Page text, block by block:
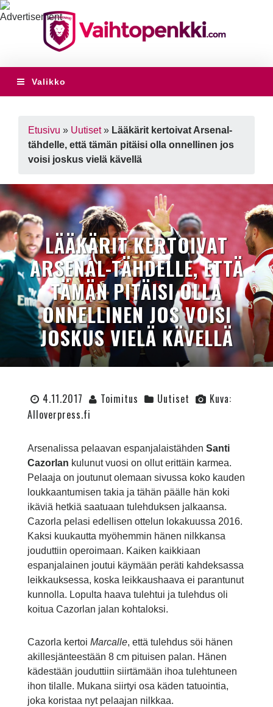
Valikko
Etusivu » Uutiset» Lääkärit kertoivat Arsenal-
tähdelle, että tämän pitäisi olla onnellinen jos
voisi joskus vielä kävellä
LÄÄKÄRIT KERTOIVAT
ARSENAL-TÄHDELLE, ETTÄ
TÄMÄN PITÄISI OLLA
ONNELLINEN JOS VOISI
JOSKUS VIELÄ KÄVELLÄ
4.11.2017 Toimitus Uutiset
Kuva:
Alloverpress.fi
Arsenalissa pelaavan espanjalaistähden Santi
Cazorlan kulunut vuosi on ollut erittäin karmea.
Pelaaja on joutunut olemaan sivussa koko kauden
loukkaantumisen takia ja tähän päälle hän koki
ikäviä hetkiä saatuaan tulehduksen jalkaansa.
Cazorla pelasi edellisen ottelun lokakuussa 2016.
Kaksi kuukautta myöhemmin hänen nilkkansa
jouduttiin operoimaan. Kaiken kaikkiaan
espanjalainen joutui käymään peräti kahdeksassa
leikkauksessa, koska leikkaushaava ei parantunut
kunnolla. Lopulta haava tulehtui ja tulehdus oli
koitua Cazorlan jalan kohtaloksi.
Cazorla kertoi Marcalle, että tulehdus söi hänen
akillesjänteestään 8 cm pituisen palan. Hänen
kädestään jouduttiin siirtämään ihoa tulehtuneen
ihon tilalle. Mukana siirtyi osa käden tatuointia,
joka koristaa nyt pelaajan nilkkaa.